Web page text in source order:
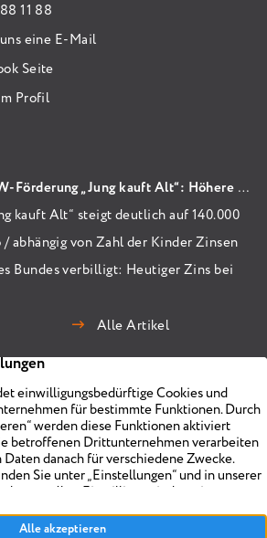
11 88
eine E-Mail
Seite
Profil
06. August 2026 – KfW-Förderung „Jung kauft Alt“: Höhere Kredite ab August 2026
kauft Alt“ steigt deutlich auf 140.000
/ abhängig von Zahl der Kinder Zinsen
Bundes verbilligt: Heutiger Zins bei
verpflichten sich zu
binnen 54 Monaten nach
Alle Artikel
Unternehmen
Planen
Über uns